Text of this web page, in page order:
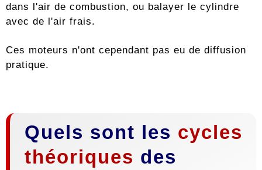
dans l'air de combustion, ou balayer le cylindre
avec de l'air frais.
Ces moteurs n'ont cependant pas eu de diffusion
pratique.
Quels sont les cycles
théoriques des